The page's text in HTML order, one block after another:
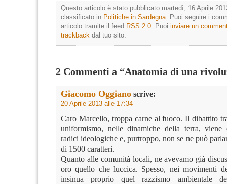
Questo articolo è stato pubblicato martedì, 16 Aprile
classificato in Politiche in Sardegna. Puoi seguire i
articolo tramite il feed RSS 2.0. Puoi inviare un
trackback dal tuo sito.
2 Commenti a “Anatomia di una
Giacomo Oggiano scrive:
20 Aprile 2013 alle 17:34
Caro Marcello, troppa carne al fuoco. Il dibattito
uniformismo, nelle dinamiche della terra, viene
radici ideologiche e, purtroppo, non se ne può
di 1500 caratteri.
Quanto alle comunità locali, ne avevamo già
oro quello che luccica. Spesso, nei movimenti
insinua proprio quel razzismo ambientale